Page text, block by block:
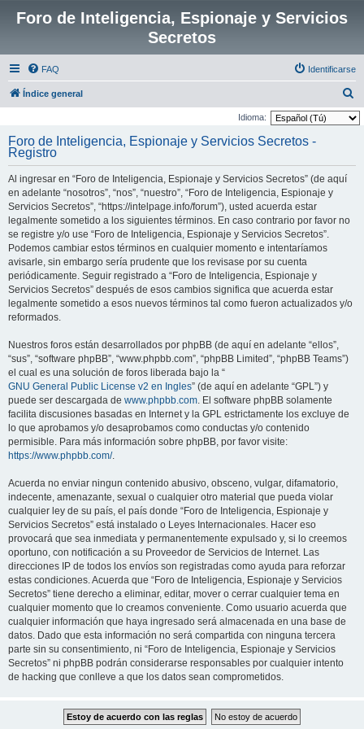
Foro de Inteligencia, Espionaje y Servicios
Secretos
FAQ Identificarse
Índice general
u
Idioma:
Foro de Inteligencia, Espionaje y Servicios Secretos -
Registro
Al ingresar en “Foro de Inteligencia, Espionaje y Servicios Secretos” (de aquí
en adelante “nosotros”, “nos”, “nuestro”, “Foro de Inteligencia, Espionaje y
Servicios Secretos”, “https://intelpage.info/forum”), usted acuerda estar
legalmente sometido a los siguientes términos. En caso contrario por favor no
se registre y/o use “Foro de Inteligencia, Espionaje y Servicios Secretos”.
Podemos cambiar estos términos en cualquier momento e intentaríamos
avisarle, sin embargo sería prudente que los revisase por su cuenta
periódicamente. Seguir registrado a “Foro de Inteligencia, Espionaje y
Servicios Secretos” después de esos cambios significa que acuerda estar
legalmente sometido a esos nuevos términos tal como fueron actualizados y/o
reformados.
Nuestros foros están desarrollados por phpBB (de aquí en adelante “ellos”,
“sus”, “software phpBB”, “www.phpbb.com”, “phpBB Limited”, “phpBB Teams”)
el cual es una solución de foros liberada bajo la “
GNU General Public License v2 en Ingles” (de aquí en adelante “GPL”) y
puede ser descargada de www.phpbb.com. El software phpBB solamente
facilita discusiones basadas en Internet y la GPL estrictamente los excluye de
lo que aprobamos y/o desaprobamos como conductas y/o contenido
permisible. Para más información sobre phpBB, por favor visite:
https://www.phpbb.com/.
Acuerda no enviar ningun contenido abusivo, obsceno, vulgar, difamatorio,
indecente, amenazante, sexual o cualquier otro material que pueda violar
cualquier ley de su país, el país donde “Foro de Inteligencia, Espionaje y
Servicios Secretos” está instalado o Leyes Internacionales. Hacer eso
provocará que sea inmediata y permanentemente expulsado y, si lo creemos
oportuno, con notificación a su Proveedor de Servicios de Internet. Las
direcciones IP de todos los envíos son registradas como ayuda para reforzar
estas condiciones. Acuerda que “Foro de Inteligencia, Espionaje y Servicios
Secretos” tiene derecho a eliminar, editar, mover o cerrar cualquier tema en
cualquier momento que lo creamos conveniente. Como usuario acuerda que
cualquier información que haya ingresado será almacenada en una base de
datos. Dado que esta información no será compartida con ninguna tercera
parte sin su consentimiento, ni “Foro de Inteligencia, Espionaje y Servicios
Secretos” ni phpBB podrán considerarse responsables por cualquier intento
de hacking que conlleve a que los datos sean comprometidos.